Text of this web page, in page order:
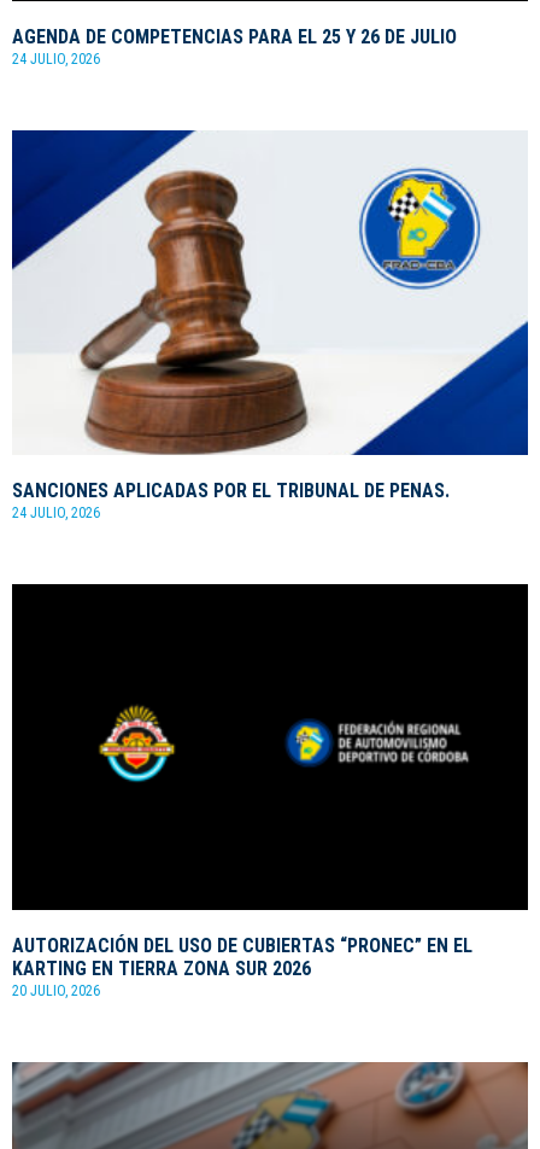
AGENDA DE COMPETENCIAS PARA EL 25 Y 26 DE JULIO
24 JULIO, 2026
SANCIONES APLICADAS POR EL TRIBUNAL DE PENAS.
24 JULIO, 2026
AUTORIZACIÓN DEL USO DE CUBIERTAS “PRONEC” EN EL
KARTING EN TIERRA ZONA SUR 2026
20 JULIO, 2026